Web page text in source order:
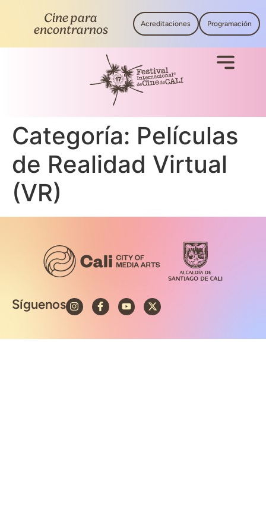
Cine para
encontrarnos
Acreditaciones Programación
Categoría: Películas
de Realidad Virtual
(VR)
Síguenos